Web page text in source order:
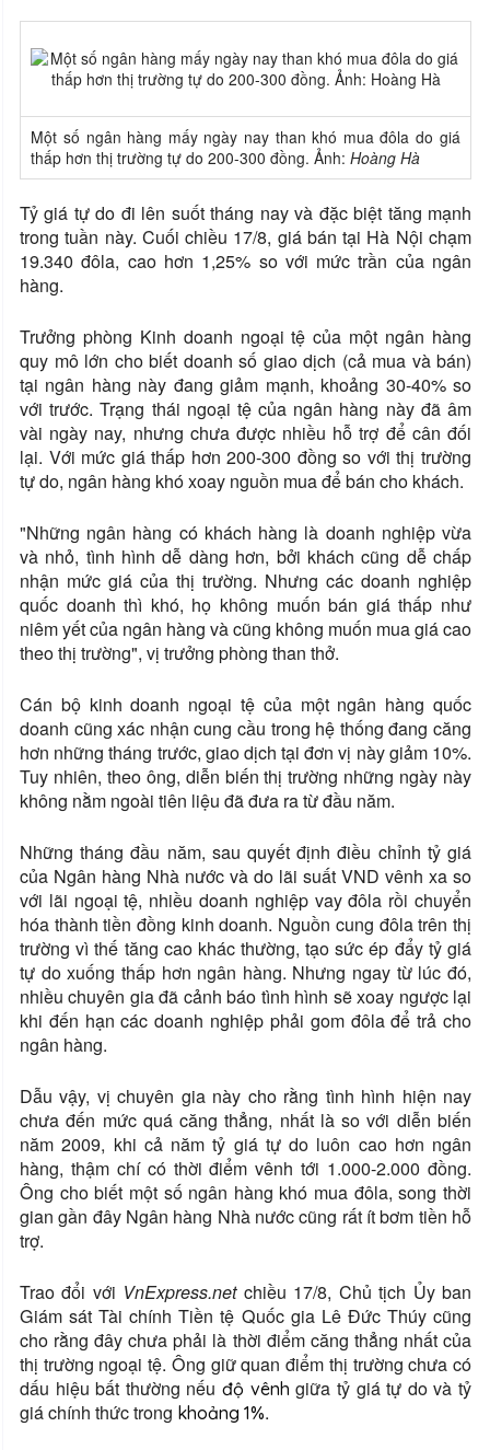
Một số ngân hàng mấy ngày nay than khó mua đôla do giá
thấp hơn thị trường tự do 200-300 đồng. Ảnh:Hoàng Hà
Tỷ giá tự do đi lên suốt tháng nay và đặc biệt tăng mạnh
trong tuần này. Cuối chiều 17/8, giá bán tại Hà Nội chạm
19.340 đôla, cao hơn 1,25% so với mức trần của ngân
hàng.
Trưởng phòng Kinh doanh ngoại tệ của một ngân hàng
quy mô lớn cho biết doanh số giao dịch (cả mua và bán)
tại ngân hàng này đang giảm mạnh, khoảng 30-40% so
với trước. Trạng thái ngoại tệ của ngân hàng này đã âm
vài ngày nay, nhưng chưa được nhiều hỗ trợ để cân đối
lại. Với mức giá thấp hơn 200-300 đồng so với thị trường
tự do, ngân hàng khó xoay nguồn mua để bán cho khách.
"Những ngân hàng có khách hàng là doanh nghiệp vừa
và nhỏ, tình hình dễ dàng hơn, bởi khách cũng dễ chấp
nhận mức giá của thị trường. Nhưng các doanh nghiệp
quốc doanh thì khó, họ không muốn bán giá thấp như
niêm yết của ngân hàng và cũng không muốn mua giá cao
theo thị trường", vị trưởng phòng than thở.
Cán bộ kinh doanh ngoại tệ của một ngân hàng quốc
doanh cũng xác nhận cung cầu trong hệ thống đang căng
hơn những tháng trước, giao dịch tại đơn vị này giảm 10%.
Tuy nhiên, theo ông, diễn biến thị trường những ngày này
không nằm ngoài tiên liệu đã đưa ra từ đầu năm.
Những tháng đầu năm, sau quyết định điều chỉnh tỷ giá
của Ngân hàng Nhà nước và do lãi suất VND vênh xa so
với lãi ngoại tệ, nhiều doanh nghiệp vay đôla rồi chuyển
hóa thành tiền đồng kinh doanh. Nguồn cung đôla trên thị
trường vì thế tăng cao khác thường, tạo sức ép đẩy tỷ giá
tự do xuống thấp hơn ngân hàng. Nhưng ngay từ lúc đó,
nhiều chuyên gia đã cảnh báo tình hình sẽ xoay ngược lại
khi đến hạn các doanh nghiệp phải gom đôla để trả cho
ngân hàng.
Dẫu vậy, vị chuyên gia này cho rằng tình hình hiện nay
chưa đến mức quá căng thẳng, nhất là so với diễn biến
năm 2009, khi cả năm tỷ giá tự do luôn cao hơn ngân
hàng, thậm chí có thời điểm vênh tới 1.000-2.000 đồng.
Ông cho biết một số ngân hàng khó mua đôla, song thời
gian gần đây Ngân hàng Nhà nước cũng rất ít bơm tiền hỗ
trợ.
Trao đổi với VnExpress.netchiều 17/8, Chủ tịch Ủy ban
Giám sát Tài chính Tiền tệ Quốc gia Lê Đức Thúy cũng
cho rằng đây chưa phải là thời điểm căng thẳng nhất của
thị trường ngoại tệ. Ông giữ quan điểm thị trường chưa có
dấu hiệu bất thường nếuđộ vênh giữa tỷ giá tự do và tỷ
giá chính thức trong khoảng 1%.